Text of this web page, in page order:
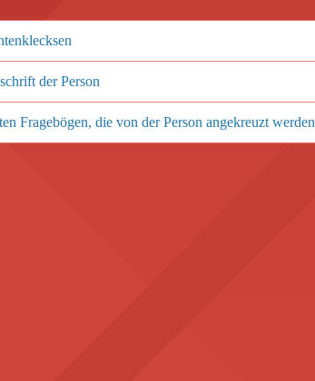
der Person
Fragebögen, die von der Person angekreuzt werden